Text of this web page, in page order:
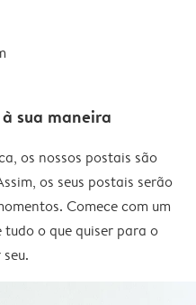
sua maneira
os nossos postais são
os seus postais serão
Comece com um
o que quiser para o